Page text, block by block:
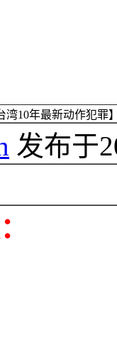
湾10年最新动作犯
发布于